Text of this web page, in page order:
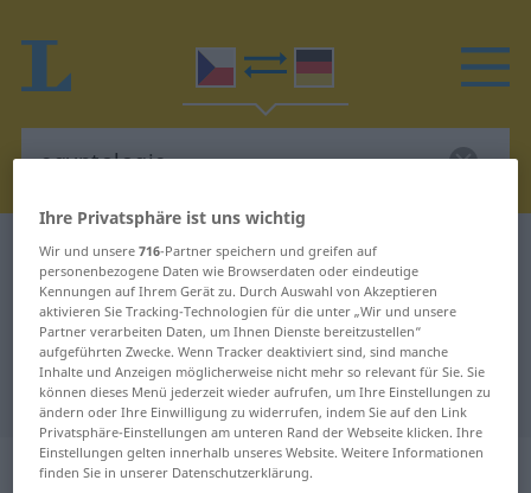
Tschechisch-Deutsch Wörterbuch egyptologie
Tschechisch-Deutsch Übersetzung
für "egyptologie"
"egyptologie" Deutsch Übersetzung
„egyptologie“: feminin
Ihre Privatsphäre ist uns wichtig
Wir und unsere716-Partner speichern und greifen auf
personenbezogene Daten wie Browserdaten oder eindeutige
Kennungen auf Ihrem Gerät zu. Durch Auswahl von Akzeptieren
aktivieren Sie Tracking-Technologien für die unter „Wir und unsere
Partner verarbeiten Daten, um Ihnen Dienste bereitzustellen“
aufgeführten Zwecke. Wenn Tracker deaktiviert sind, sind manche
Inhalte und Anzeigen möglicherweise nicht mehr so relevant für Sie. Sie
können dieses Menü jederzeit wieder aufrufen, um Ihre Einstellungen zu
ändern oder Ihre Einwilligung zu widerrufen, indem Sie auf den Link
Privatsphäre-Einstellungen am unteren Rand der Webseite klicken. Ihre
Einstellungen gelten innerhalb unseres Website. Weitere Informationen
finden Sie in unserer Datenschutzerklärung.